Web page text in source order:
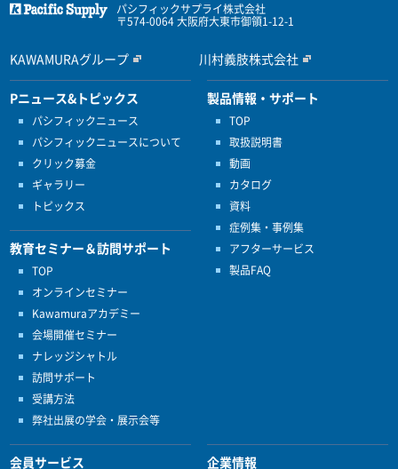
パシフィックサプライ株式会社
〒574-0064 大阪府大東市御領1-12-1
KAWAMURAグループ 川村義肢株式会社
Pニュース&トピックス
パシフィックニュース
パシフィックニュースについて
クリック募金
ギャラリー
トピックス
教育セミナー＆訪問サポート
TOP
オンラインセミナー
Kawamuraアカデミー
会場開催セミナー
ナレッジシャトル
訪問サポート
受講方法
弊社出展の学会・展示会等
製品情報・サポート
TOP
取扱説明書
動画
カタログ
資料
症例集・事例集
アフターサービス
製品FAQ
会員サービス 企業情報